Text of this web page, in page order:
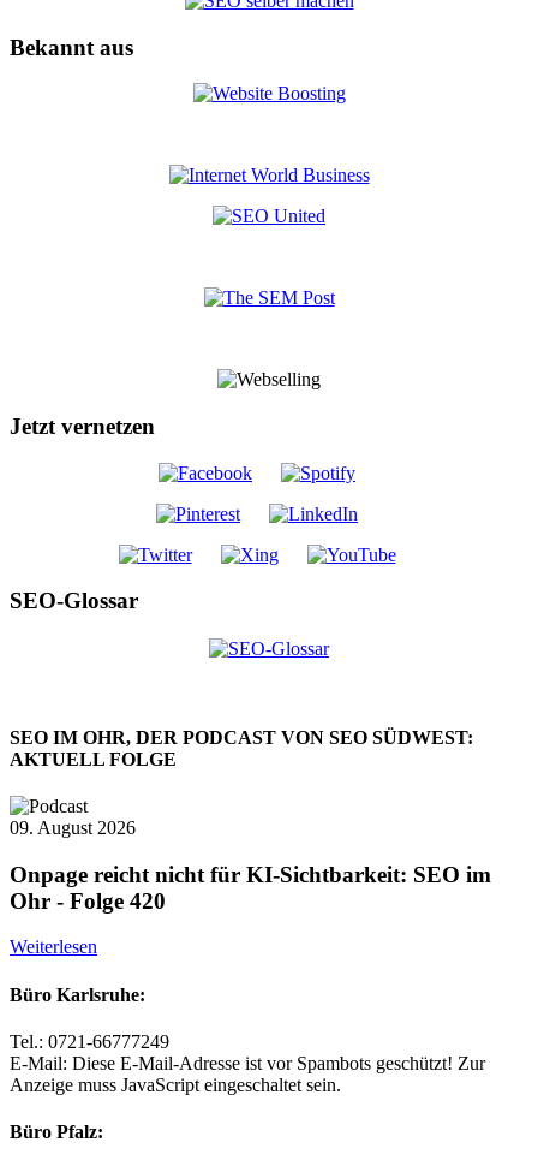
Bekannt aus
Jetzt vernetzen
SEO-Glossar
SEO IM OHR, DER PODCAST VON SEO SÜDWEST:
AKTUELL FOLGE
09. August 2026
Onpage reicht nicht für KI-Sichtbarkeit: SEO im
Ohr - Folge 420
Weiterlesen
Büro Karlsruhe:
Tel.: 0721-66777249
E-Mail: Diese E-Mail-Adresse ist vor Spambots geschützt! Zur
Anzeige muss JavaScript eingeschaltet sein.
Büro Pfalz: